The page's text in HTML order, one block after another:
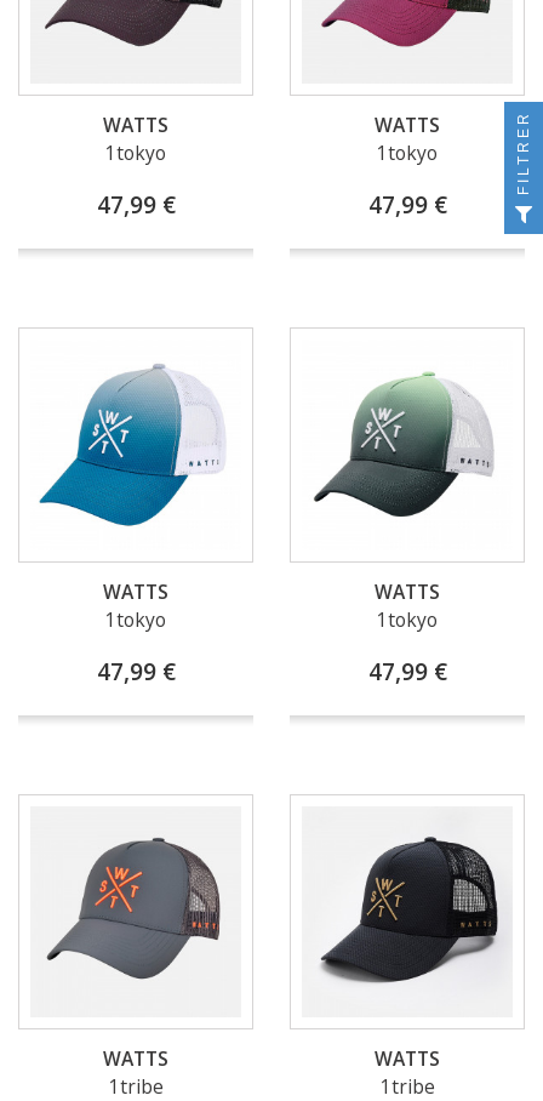
WATTS
1tokyo
47,99 €
WATTS
1tokyo
47,99 €
WATTS
1tokyo
47,99 €
WATTS
1tokyo
47,99 €
WATTS
1tribe
WATTS
1tribe
FILTRER